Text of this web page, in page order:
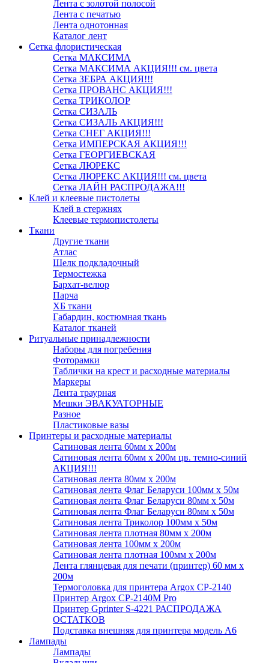
Лента с золотой полосой
Лента с печатью
Лента однотонная
Каталог лент
Сетка флористическая
Сетка МАКСИМА
Сетка МАКСИМА АКЦИЯ!!! см. цвета
Сетка ЗЕБРА АКЦИЯ!!!
Сетка ПРОВАНС АКЦИЯ!!!
Сетка ТРИКОЛОР
Сетка СИЗАЛЬ
Сетка СИЗАЛЬ АКЦИЯ!!!
Сетка СНЕГ АКЦИЯ!!!
Сетка ИМПЕРСКАЯ АКЦИЯ!!!
Сетка ГЕОРГИЕВСКАЯ
Сетка ЛЮРЕКС
Сетка ЛЮРЕКС АКЦИЯ!!! см. цвета
Сетка ЛАЙН РАСПРОДАЖА!!!
Клей и клеевые пистолеты
Клей в стержнях
Клеевые термопистолеты
Ткани
Другие ткани
Атлас
Шелк подкладочный
Термостежка
Бархат-велюр
Парча
ХБ ткани
Габардин, костюмная ткань
Каталог тканей
Ритуальные принадлежности
Наборы для погребения
Фоторамки
Таблички на крест и расходные материалы
Маркеры
Лента траурная
Мешки ЭВАКУАТОРНЫЕ
Разное
Пластиковые вазы
Принтеры и расходные материалы
Сатиновая лента 60мм х 200м
Сатиновая лента 60мм х 200м цв. темно-синий
АКЦИЯ!!!
Сатиновая лента 80мм х 200м
Сатиновая лента Флаг Беларуси 100мм х 50м
Сатиновая лента Флаг Беларуси 80мм х 50м
Сатиновая лента Флаг Беларуси 80мм х 50м
Сатиновая лента Триколор 100мм х 50м
Сатиновая лента плотная 80мм х 200м
Сатиновая лента 100мм х 200м
Сатиновая лента плотная 100мм х 200м
Лента глянцевая для печати (принтер) 60 мм х
200м
Термоголовка для принтера Argox CP-2140
Принтер Argox CP-2140M Pro
Принтер Gprinter S-4221 РАСПРОДАЖА
ОСТАТКОВ
Подставка внешняя для принтера модель А6
Лампады
Лампады